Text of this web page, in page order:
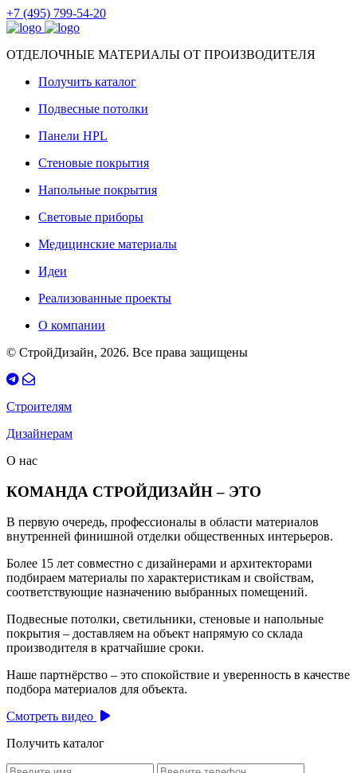
+7 (495) 799-54-20
ОТДЕЛОЧНЫЕ МАТЕРИАЛЫ ОТ ПРОИЗВОДИТЕЛЯ
Получить каталог
Подвесные потолки
Панели HPL
Стеновые покрытия
Напольные покрытия
Световые приборы
Медицинские материалы
Идеи
Реализованные проекты
О компании
© СтройДизайн, 2026. Все права защищены
Строителям
Дизайнерам
О нас
КОМАНДА СТРОЙДИЗАЙН – ЭТО
В первую очередь, профессионалы в области материалов
внутренней финишной отделки общественных интерьеров.
Более 15 лет совместно с дизайнерами и архитекторами
подбираем материалы по характеристикам и свойствам,
соответствующие назначению выбранных помещений.
Подвесные потолки, светильники, стеновые и напольные
покрытия – доставляем на объект напрямую со склада
производителя в кратчайшие сроки.
Наше партнёрство – это спокойствие и уверенность в качестве
подбора материалов для объекта.
Смотреть видео
Получить каталог